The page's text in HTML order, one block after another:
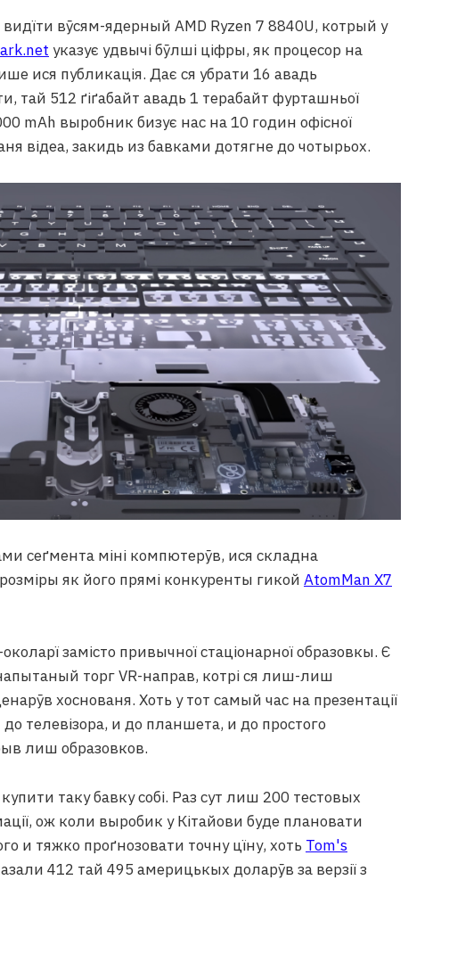
вӯсям-ядерный AMD Ryzen 7 8840U, котрый у
указує удвычі бӯлші ціфры, як процесор на
ися публикація. Дає ся убрати 16 авадь
тай 512 ґіґабайт авадь 1 терабайт фурташньої
mAh выробник бизує нас на 10 годин офісної
відеа, закидь из бавками дотягне до чотырьох.
сеґмента міні компютерӯв, ися складна
як його прямі конкуренты гикой AtomMan X7
замісто привычної стаціонарної образовкы. Є
торг VR-направ, котрі ся лиш-лиш
хоснованя. Хоть у тот самый час на презентації
телевізора, и до планшета, и до простого
лиш образовков.
таку бавку собі. Раз сут лиш 200 тестовых
ож коли выробик у Кітайови буде плановати
и тяжко проґнозовати точну цїну, хоть Tom's
412 тай 495 америцькых доларӯв за верзії з